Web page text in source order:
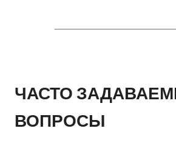
ЧАСТО
ВОПРОСЫ